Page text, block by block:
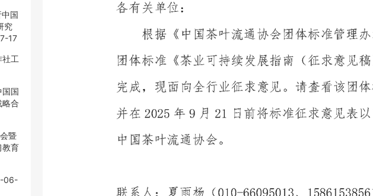
国
究
17
社工
国国
略合
暨
教育
06-
国
究
17
社工
国国
略合
暨
教育
06-